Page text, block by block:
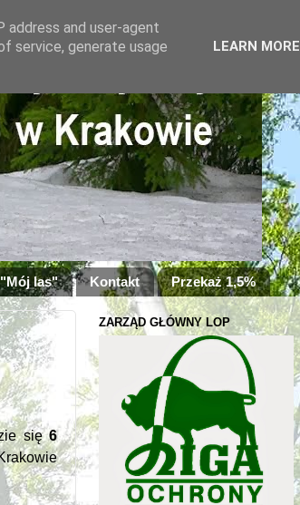
las" Kontakt Przekaż 1,5%
się6
ZARZĄD GŁÓWNY LOP
address and user-agent
service, generate usage
LEARN MORE